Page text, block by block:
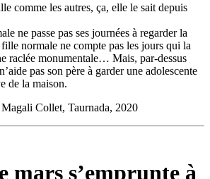
comme les autres, ça, elle le sait depuis
ne passe pas ses journées à regarder la
normale ne compte pas les jours qui la
raclée monumentale… Mais, par-dessus
pas son père à garder une adolescente
de la maison.
Magali Collet, Taurnada, 2020
mars s’emprunte à